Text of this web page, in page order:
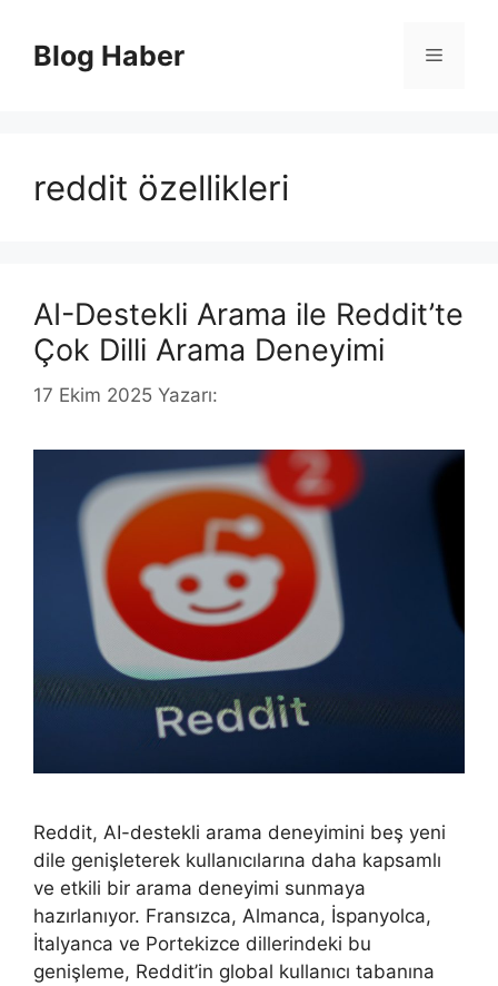
Blog Haber Menü
reddit özellikleri
AI-Destekli Arama ile Reddit’te
Çok Dilli Arama Deneyimi
17 Ekim 2025 Yazarı:
Reddit, AI-destekli arama deneyimini beş yeni
dile genişleterek kullanıcılarına daha kapsamlı
ve etkili bir arama deneyimi sunmaya
hazırlanıyor. Fransızca, Almanca, İspanyolca,
İtalyanca ve Portekizce dillerindeki bu
genişleme, Reddit’in global kullanıcı tabanına